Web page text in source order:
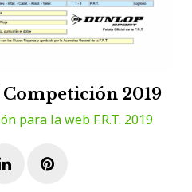
2019
para la web F.R.T. 2019
LinkedInPinterest